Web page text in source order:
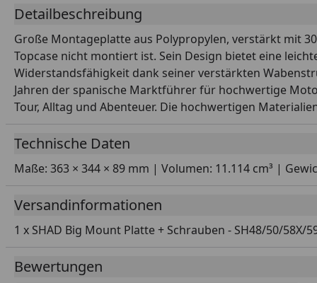
Detailbeschreibung
Große Montageplatte aus Polypropylen, verstärkt mit
Topcase nicht montiert ist. Sein Design bietet eine
Widerstandsfähigkeit dank seiner verstärkten
Jahren der spanische Marktführer für hochwertige
Tour, Alltag und Abenteuer. Die hochwertigen
Technische Daten
Maße: 363 × 344 × 89 mm | Volumen: 11.114 cm³ |
Versandinformationen
1 x SHAD Big Mount Platte + Schrauben - SH48/50/58X/
Bewertungen